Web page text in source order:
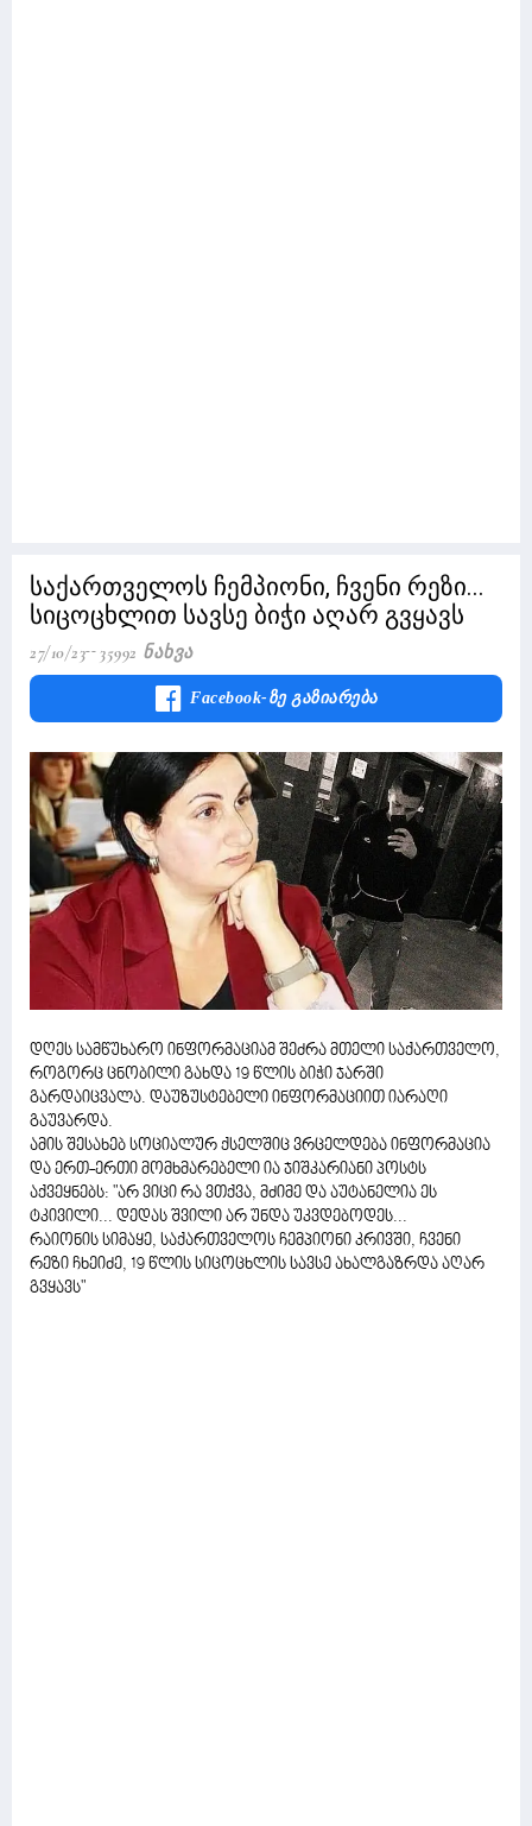
საქართველოს ჩემპიონი, ჩვენი რეზი...
სიცოცხლით სავსე ბიჭი აღარ გვყავს
27/10/23 35992 Ნახვა
Facebook-Ზე Გაზიარება
დღეს სამწუხარო ინფორმაციამ შეძრა მთელი საქართველო,
როგორც ცნობილი გახდა 19 წლის ბიჭი ჯარში
გარდაიცვალა. დაუზუსტებელი ინფორმაციით იარაღი
გაუვარდა.
ამის შესახებ სოციალურ ქსელშიც ვრცელდება ინფორმაცია
და ერთ-ერთი მომხმარებელი ია ჯიშკარიანი პოსტს
აქვეყნებს: "არ ვიცი რა ვთქვა, მძიმე და აუტანელია ეს
ტკივილი... დედას შვილი არ უნდა უკვდებოდეს...
რაიონის სიმაყე, საქართველოს ჩემპიონი კრივში, ჩვენი
რეზი ჩხეიძე, 19 წლის სიცოცხლის სავსე ახალგაზრდა აღარ
გვყავს"